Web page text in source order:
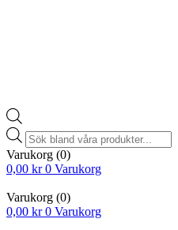
Products
search
Varukorg (0)
0,00 kr 0 Varukorg
Varukorg (0)
0,00 kr 0 Varukorg